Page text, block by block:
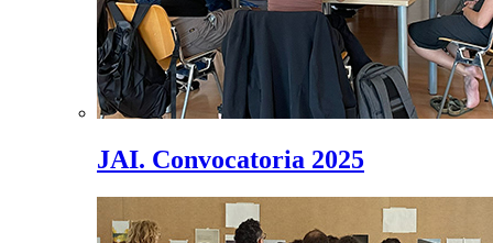
JAI. Convocatoria 2025